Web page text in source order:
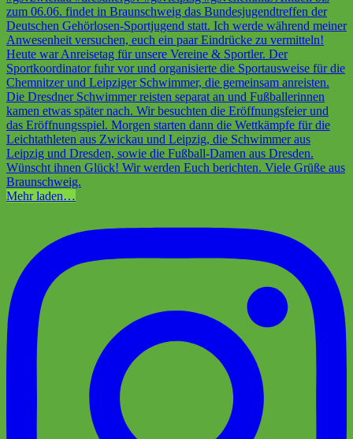
Mehr laden…